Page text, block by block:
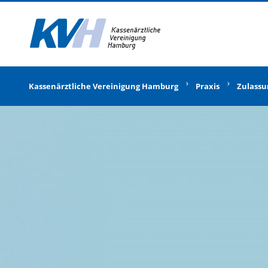
Kassenärztliche Vereinigung Hamburg Praxis